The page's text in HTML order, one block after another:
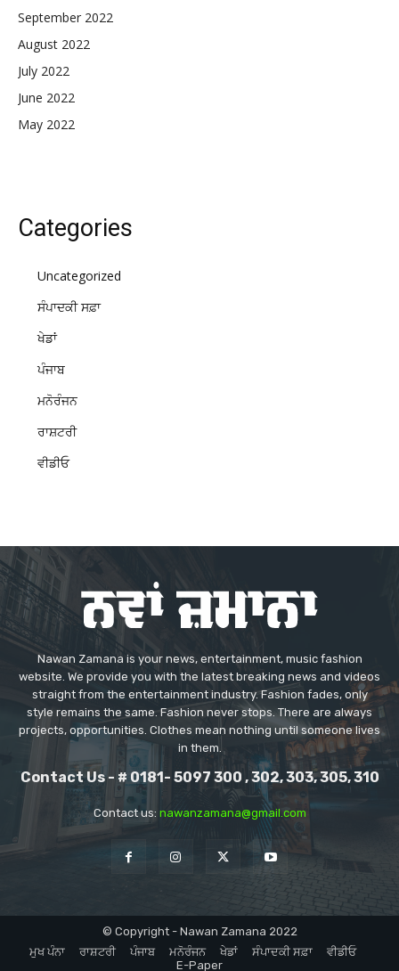
September 2022
August 2022
July 2022
June 2022
May 2022
Categories
Uncategorized
ਸੰਪਾਦਕੀ ਸਫ਼ਾ
ਖੇਡਾਂ
ਪੰਜਾਬ
ਮਨੋਰੰਜਨ
ਰਾਸ਼ਟਰੀ
ਵੀਡੀਓ
Nawan Zamana is your news, entertainment, music fashion
website. We provide you with the latest breaking news and videos
straight from the entertainment industry. Fashion fades, only
style remains the same. Fashion never stops. There are always
projects, opportunities. Clothes mean nothing until someone lives
in them.
Contact Us - # 0181- 5097 300 , 302, 303, 305, 310
Contact us: nawanzamana@gmail.com
© Copyright - Nawan Zamana 2022
ਮੁਖ ਪੰਨਾ
ਰਾਸ਼ਟਰੀ ਪੰਜਾਬ ਮਨੋਰੰਜਨ ਖੇਡਾਂ ਸੰਪਾਦਕੀ ਸਫ਼ਾ
ਵੀਡੀਓ
E-Paper